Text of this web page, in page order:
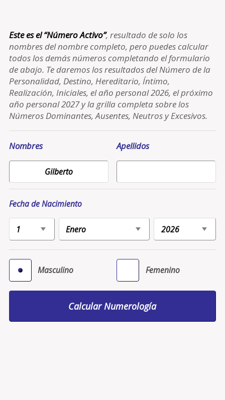
Este es el “Número Activo”, resultado de solo los
nombres del nombre completo, pero puedes calcular
todos los demás números completando el formulario
de abajo. Te daremos los resultados del Número de la
Personalidad, Destino, Hereditario, Íntimo,
Realización, Iniciales, el año personal 2026, el próximo
año personal 2027 y la grilla completa sobre los
Números Dominantes, Ausentes, Neutros y Excesivos.
Nombres Apellidos
Fecha de Nacimiento
Masculino Femenino